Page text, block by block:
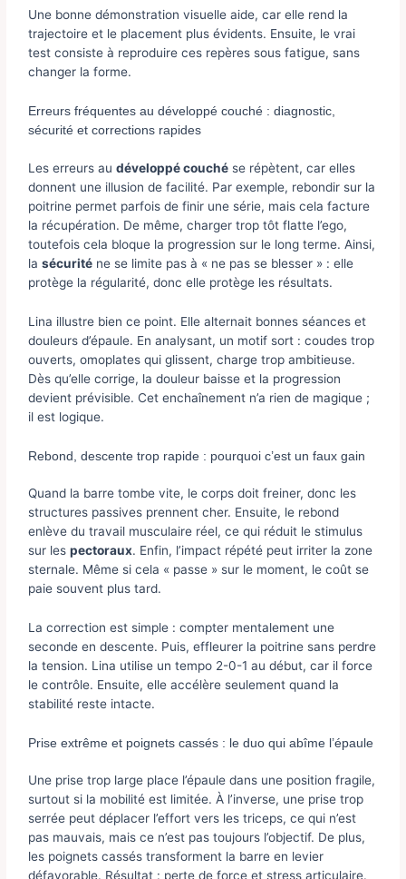
Une bonne démonstration visuelle aide, car elle rend la
trajectoire et le placement plus évidents. Ensuite, le vrai
test consiste à reproduire ces repères sous fatigue, sans
changer la forme.
Erreurs fréquentes au développé couché : diagnostic,
sécurité et corrections rapides
Les erreurs audéveloppé couché se répètent, car elles
donnent une illusion de facilité. Par exemple, rebondir sur la
poitrine permet parfois de finir une série, mais cela facture
la récupération. De même, charger trop tôt flatte l’ego,
toutefois cela bloque la progression sur le long terme. Ainsi,
lasécurité ne se limite pas à « ne pas se blesser » : elle
protège la régularité, donc elle protège les résultats.
Lina illustre bien ce point. Elle alternait bonnes séances et
douleurs d’épaule. En analysant, un motif sort : coudes trop
ouverts, omoplates qui glissent, charge trop ambitieuse.
Dès qu’elle corrige, la douleur baisse et la progression
devient prévisible. Cet enchaînement n’a rien de magique ;
il est logique.
Rebond, descente trop rapide : pourquoi c’est un faux gain
Quand la barre tombe vite, le corps doit freiner, donc les
structures passives prennent cher. Ensuite, le rebond
enlève du travail musculaire réel, ce qui réduit le stimulus
sur lespectoraux. Enfin, l’impact répété peut irriter la zone
sternale. Même si cela « passe » sur le moment, le coût se
paie souvent plus tard.
La correction est simple : compter mentalement une
seconde en descente. Puis, effleurer la poitrine sans perdre
la tension. Lina utilise un tempo 2-0-1 au début, car il force
le contrôle. Ensuite, elle accélère seulement quand la
stabilité reste intacte.
Prise extrême et poignets cassés : le duo qui abîme l’épaule
Une prise trop large place l’épaule dans une position fragile,
surtout si la mobilité est limitée. À l’inverse, une prise trop
serrée peut déplacer l’effort vers les triceps, ce qui n’est
pas mauvais, mais ce n’est pas toujours l’objectif. De plus,
les poignets cassés transforment la barre en levier
défavorable. Résultat : perte de force et stress articulaire.